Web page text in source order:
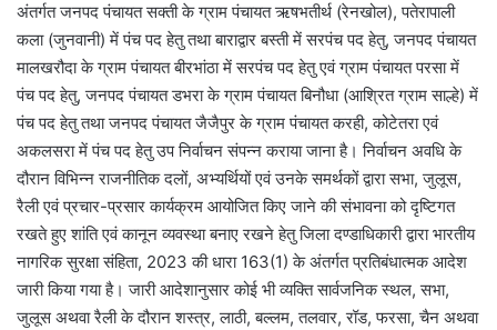
अंतर्गत जनपद पंचायत सक्ती के ग्राम पंचायत ऋषभतीर्थ (रेनखोल), पतेरापाली
कला (जुनवानी) में पंच पद हेतु तथा बाराद्वार बस्ती में सरपंच पद हेतु, जनपद पंचायत
मालखरौदा के ग्राम पंचायत बीरभांठा में सरपंच पद हेतु एवं ग्राम पंचायत परसा में
पंच पद हेतु, जनपद पंचायत डभरा के ग्राम पंचायत बिनौधा (आश्रित ग्राम साल्हे) में
पंच पद हेतु तथा जनपद पंचायत जैजैपुर के ग्राम पंचायत करही, कोटेतरा एवं
अकलसरा में पंच पद हेतु उप निर्वाचन संपन्न कराया जाना है। निर्वाचन अवधि के
दौरान विभिन्न राजनीतिक दलों, अभ्यर्थियों एवं उनके समर्थकों द्वारा सभा, जुलूस,
रैली एवं प्रचार-प्रसार कार्यक्रम आयोजित किए जाने की संभावना को दृष्टिगत
रखते हुए शांति एवं कानून व्यवस्था बनाए रखने हेतु जिला दण्डाधिकारी द्वारा भारतीय
नागरिक सुरक्षा संहिता, 2023 की धारा 163(1) के अंतर्गत प्रतिबंधात्मक आदेश
जारी किया गया है। जारी आदेशानुसार कोई भी व्यक्ति सार्वजनिक स्थल, सभा,
जुलूस अथवा रैली के दौरान शस्त्र, लाठी, बल्लम, तलवार, रॉड, फरसा, चैन अथवा